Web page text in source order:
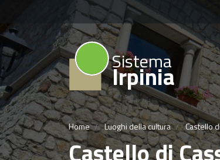
Sistema
Irpinia
Home Luoghi della cultura Castello